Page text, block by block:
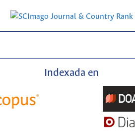
Indexada en